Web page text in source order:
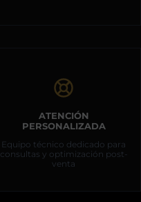
ATENCIÓN
PERSONALIZADA
Equipo técnico dedicado para
consultas y optimización post-
venta